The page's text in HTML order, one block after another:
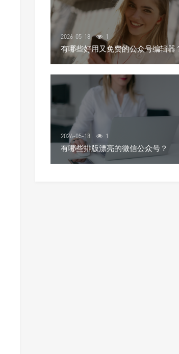
2026-05-18 1
有哪些好用又免费的公众号编辑器
2026-05-18 1
有哪些排版漂亮的微信公众号？